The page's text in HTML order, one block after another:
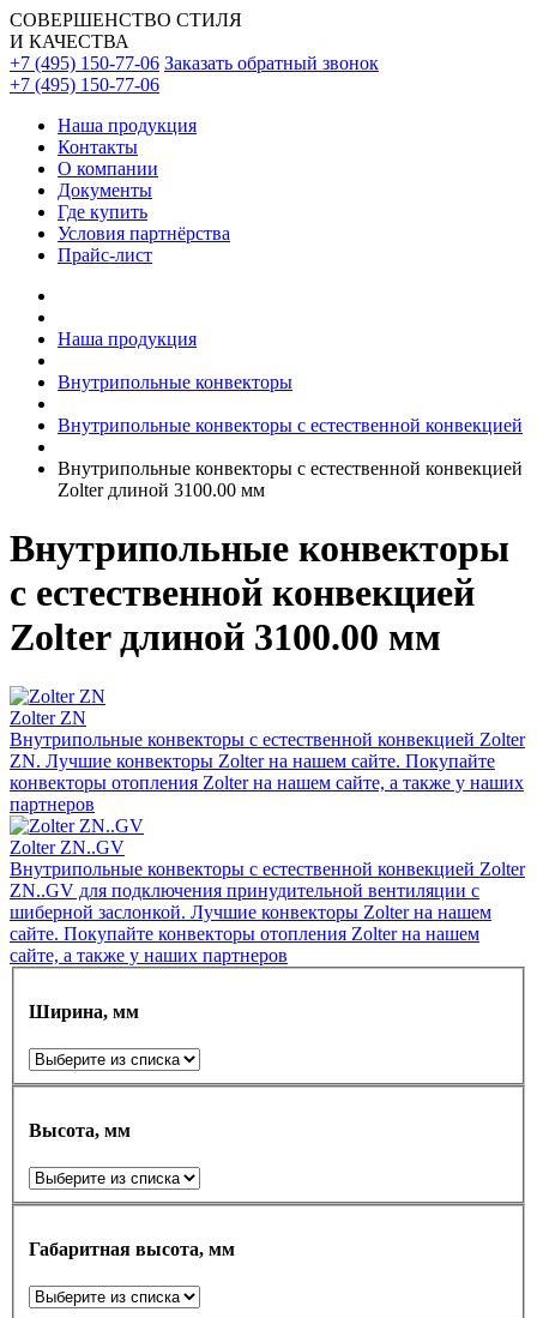
СОВЕРШЕНСТВО СТИЛЯ
И КАЧЕСТВА
+7 (495) 150-77-06 Заказать обратный звонок
+7 (495) 150-77-06
Наша продукция
Контакты
О компании
Документы
Где купить
Условия партнёрства
Прайс-лист
Наша продукция
Внутрипольные конвекторы
Внутрипольные конвекторы с естественной конвекцией
Внутрипольные конвекторы с естественной конвекцией
Zolter длиной 3100.00 мм
Внутрипольные конвекторы
с естественной конвекцией
Zolter длиной 3100.00 мм
Zolter ZN
Внутрипольные конвекторы с естественной конвекцией Zolter
ZN. Лучшие конвекторы Zolter на нашем сайте. Покупайте
конвекторы отопления Zolter на нашем сайте, а также у наших
партнеров
Zolter ZN..GV
Внутрипольные конвекторы с естественной конвекцией Zolter
ZN..GV для подключения принудительной вентиляции с
шиберной заслонкой. Лучшие конвекторы Zolter на нашем
сайте. Покупайте конвекторы отопления Zolter на нашем
сайте, а также у наших партнеров
Ширина, мм
Высота, мм
Габаритная высота, мм